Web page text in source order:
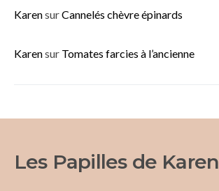
KarensurCannelés chèvre épinards
Karensur Tomates farcies à l’ancienne
Les Papilles de Karen